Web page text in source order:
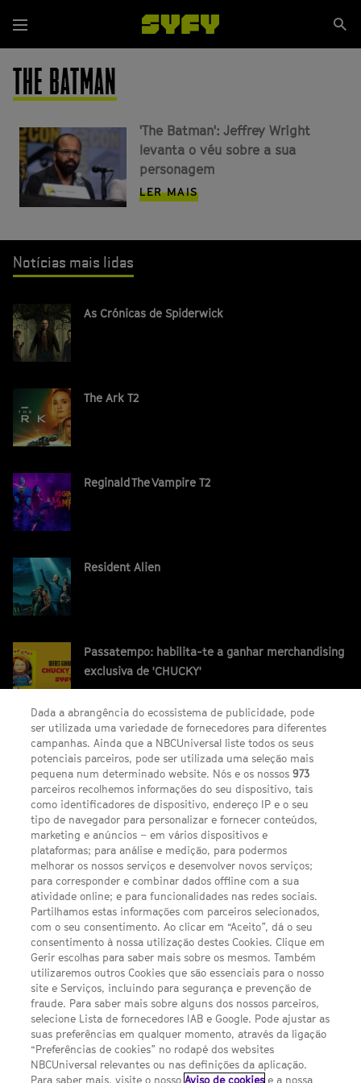
para
o
conteúdo
principal
Menu
THE BATMAN
'The Batman': Jeffrey Wright
levanta o véu sobre a sua
personagem
LER MAIS
Notícias mais lidas
As Crónicas de Spiderwick
The Ark T2
Reginald The Vampire T2
Resident Alien
Passatempo: habilita-te a ganhar merchandising
exclusiva de 'CHUCKY'
SEGUE-NOS
FACEBOOK
TWITTER
YOUTUBEINSTAGRAM
LINKS ÚTEIS
Escolhas de Anúncios
Política de privacidade
Termos E Condições
FILMES
UMA DIVISÃO DA NBCUNIVERSAL
Dada a abrangência do ecossistema de publicidade, pode
ser utilizada uma variedade de fornecedores para diferentes
campanhas. Ainda que a NBCUniversal liste todos os seus
potenciais parceiros, pode ser utilizada uma seleção mais
pequena num determinado website. Nós e os nossos973
parceiros recolhemos informações do seu dispositivo, tais
como identificadores de dispositivo, endereço IP e o seu
tipo de navegador para personalizar e fornecer conteúdos,
marketing e anúncios – em vários dispositivos e
plataformas; para análise e medição, para podermos
melhorar os nossos serviços e desenvolver novos serviços;
para corresponder e combinar dados offline com a sua
atividade online; e para funcionalidades nas redes sociais.
Partilhamos estas informações com parceiros selecionados,
com o seu consentimento. Ao clicar em “Aceito”, dá o seu
consentimento à nossa utilização destes Cookies. Clique em
Gerir escolhas para saber mais sobre os mesmos. Também
utilizaremos outros Cookies que são essenciais para o nosso
site e Serviços, incluindo para segurança e prevenção de
fraude. Para saber mais sobre alguns dos nossos parceiros,
selecione Lista de fornecedores IAB e Google. Pode ajustar as
suas preferências em qualquer momento, através da ligação
“Preferências de cookies” no rodapé dos websites
NBCUniversal relevantes ou nas definições da aplicação.
Para saber mais, visite o nossoAviso de cookies e a nossa